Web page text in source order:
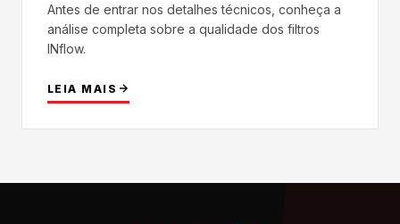
Antes de entrar nos detalhes técnicos, conheça a
análise completa sobre a qualidade dos filtros
INflow.
LEIA MAIS